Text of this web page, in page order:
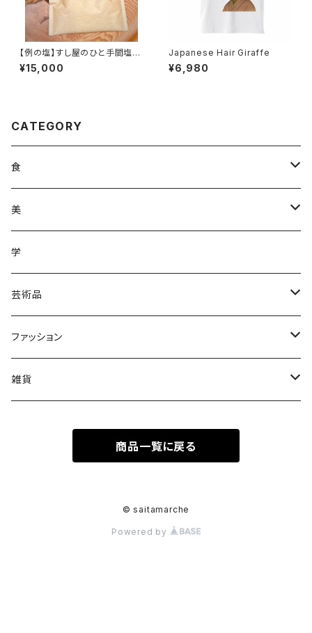
【例の塩】すし屋のひと手間塩10
00gレターパック対応品
¥15,000
Japanese Hair Giraffe
¥6,980
CATEGORY
食
調味料
加工品
ジュース
ジュース
野菜
果物
野菜
美
ヘアケア
化粧品
学
芸術品
皿
木
ファッション
Tシャツ
雑貨
ステッカーシール
商品一覧に戻る
© saitamarche
Powered by